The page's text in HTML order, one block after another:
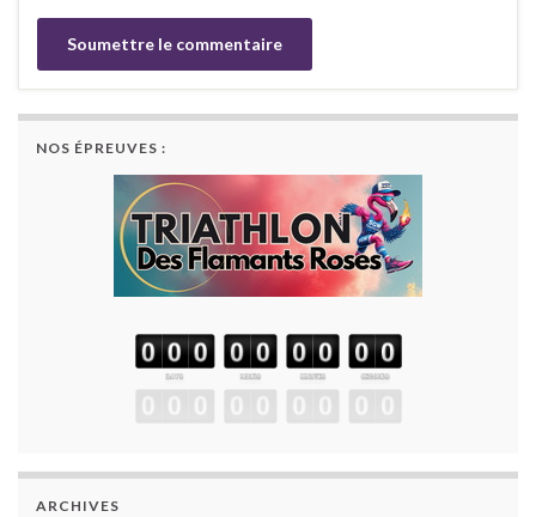
NOS ÉPREUVES :
ARCHIVES